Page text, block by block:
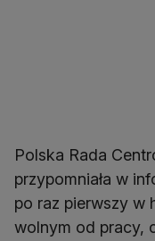
Polska Rada
przypomniała w
po raz pierwszy w
wolnym od pracy,